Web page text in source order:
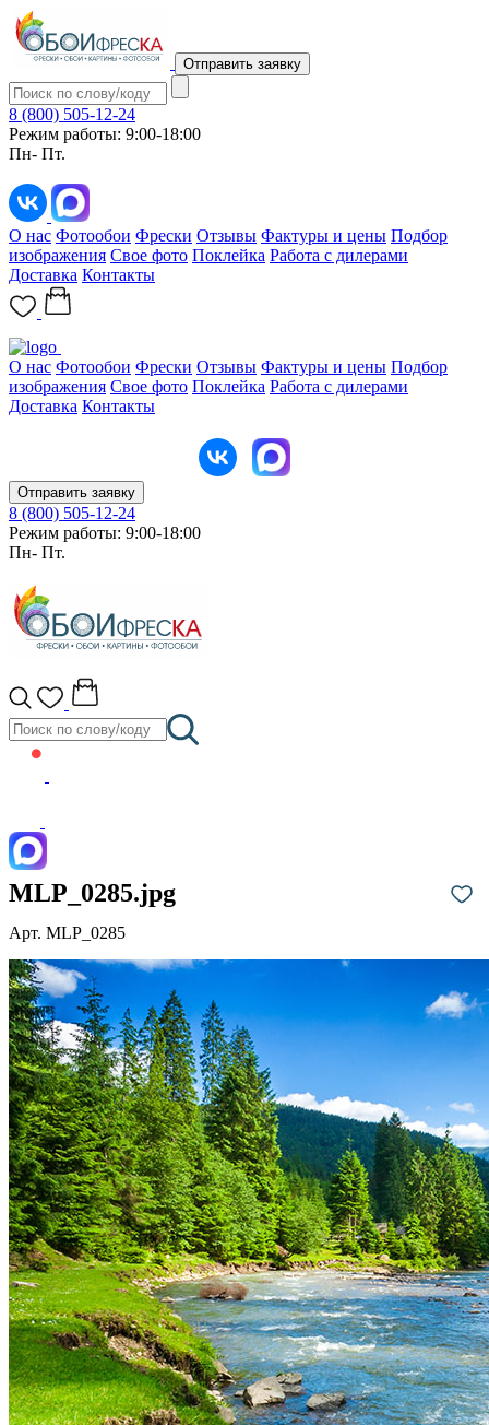
Отправить заявку
8 (800) 505-12-24
Режим работы: 9:00-18:00
Пн- Пт.
О нас Фотообои Фрески Отзывы Фактуры и цены Подбор
изображения Свое фото Поклейка Работа с дилерами
Доставка Контакты
О нас Фотообои Фрески Отзывы Фактуры и цены Подбор
изображения Свое фото Поклейка Работа с дилерами
Доставка Контакты
Отправить заявку
8 (800) 505-12-24
Режим работы: 9:00-18:00
Пн- Пт.
MLP_0285.jpg
Арт. MLP_0285